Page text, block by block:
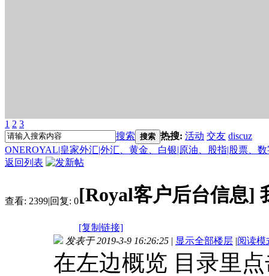
1 2 3
搜索 搜索 热搜: 活动 交友 discuz
ONEROYAL|皇家外汇|外汇、黄金、白银|原油、股指|股票、
返回列表
查看: 2399|回复: 0[Royal客户后台信息]
[复制链接]
发表于 2019-3-9 16:26:25 | 显示全部楼层 |阅读模
在左边概览 目录里